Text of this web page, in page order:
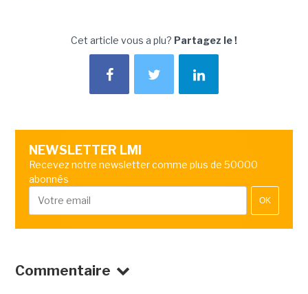
Cet article vous a plu? Partagez le !
NEWSLETTER LMI
Recevez notre newsletter comme plus de 50000
abonnés
OK
Commentaire